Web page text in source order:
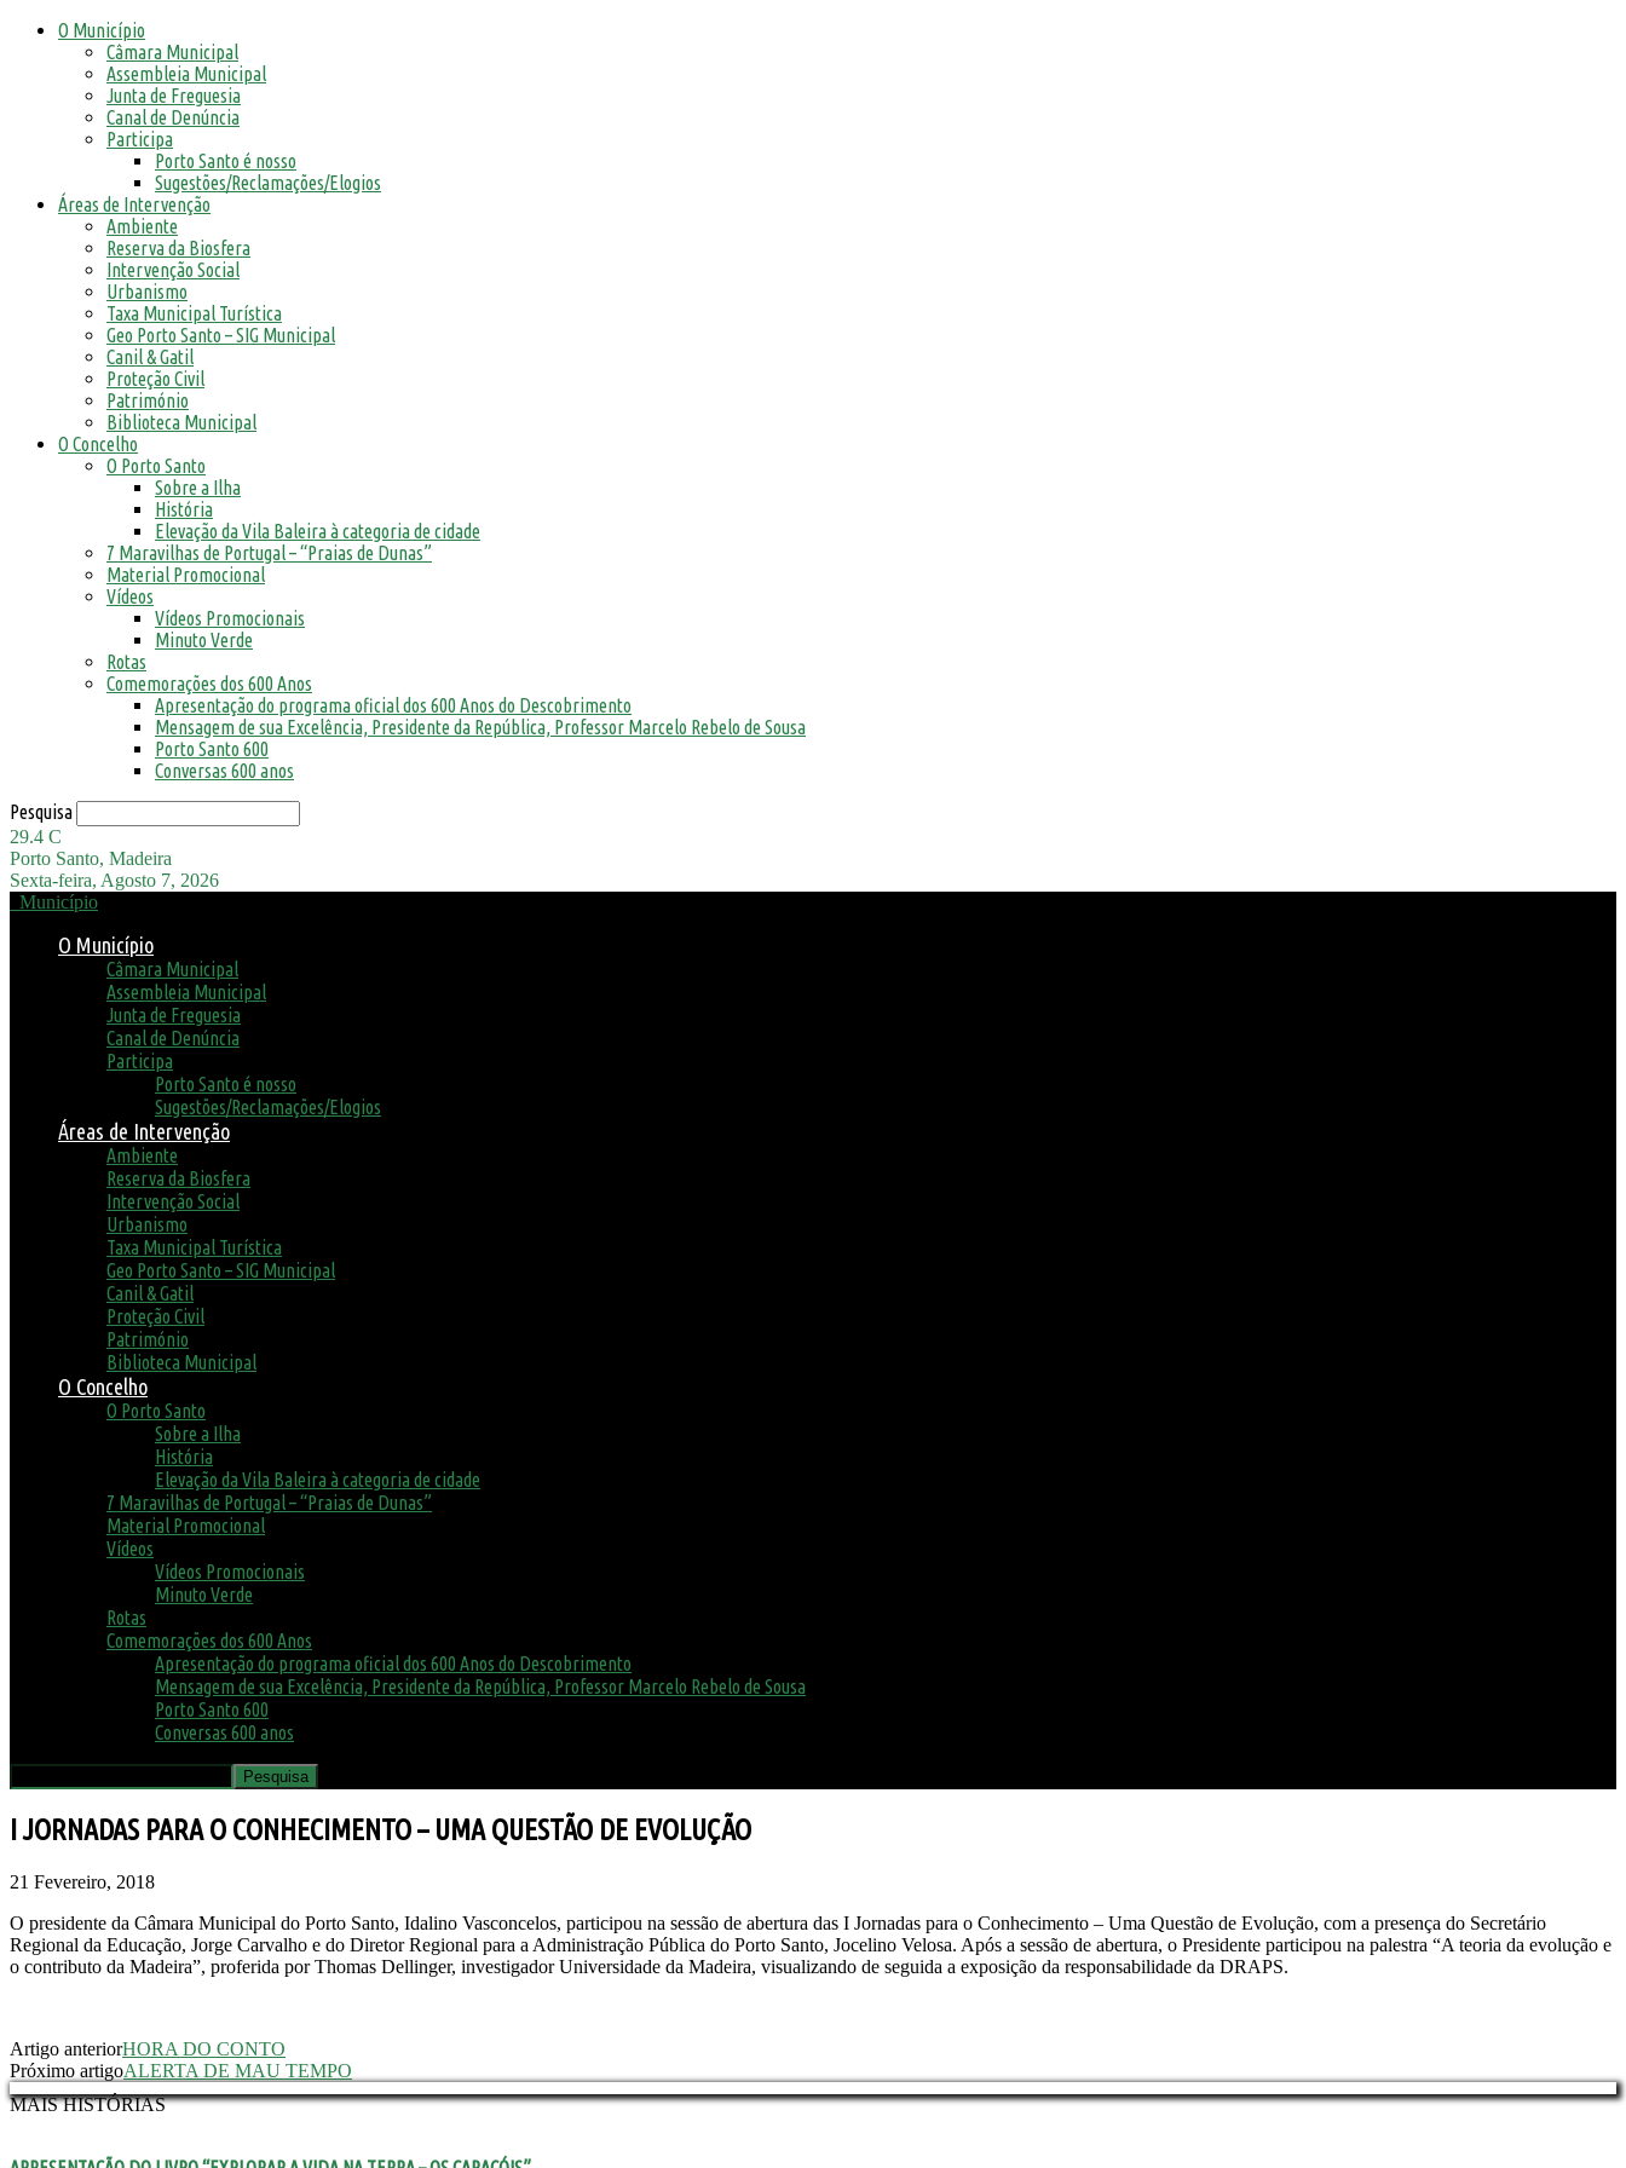
O Município
Câmara Municipal
Assembleia Municipal
Junta de Freguesia
Canal de Denúncia
Participa
Porto Santo é nosso
Sugestões/Reclamações/Elogios
Áreas de Intervenção
Ambiente
Reserva da Biosfera
Intervenção Social
Urbanismo
Taxa Municipal Turística
Geo Porto Santo – SIG Municipal
Canil & Gatil
Proteção Civil
Património
Biblioteca Municipal
O Concelho
O Porto Santo
Sobre a Ilha
História
Elevação da Vila Baleira à categoria de cidade
7 Maravilhas de Portugal – “Praias de Dunas”
Material Promocional
Vídeos
Vídeos Promocionais
Minuto Verde
Rotas
Comemorações dos 600 Anos
Apresentação do programa oficial dos 600 Anos do Descobrimento
Mensagem de sua Excelência, Presidente da República, Professor Marcelo Rebelo de Sousa
Porto Santo 600
Conversas 600 anos
Pesquisa
29.4 C
Porto Santo, Madeira
Sexta-feira, Agosto 7, 2026
Município
O Município
Câmara Municipal
Assembleia Municipal
Junta de Freguesia
Canal de Denúncia
Participa
Porto Santo é nosso
Sugestões/Reclamações/Elogios
Áreas de Intervenção
Ambiente
Reserva da Biosfera
Intervenção Social
Urbanismo
Taxa Municipal Turística
Geo Porto Santo – SIG Municipal
Canil & Gatil
Proteção Civil
Património
Biblioteca Municipal
O Concelho
O Porto Santo
Sobre a Ilha
História
Elevação da Vila Baleira à categoria de cidade
7 Maravilhas de Portugal – “Praias de Dunas”
Material Promocional
Vídeos
Vídeos Promocionais
Minuto Verde
Rotas
Comemorações dos 600 Anos
Apresentação do programa oficial dos 600 Anos do Descobrimento
Mensagem de sua Excelência, Presidente da República, Professor Marcelo Rebelo de Sousa
Porto Santo 600
Conversas 600 anos
I JORNADAS PARA O CONHECIMENTO – UMA QUESTÃO DE EVOLUÇÃO
21 Fevereiro, 2018
O presidente da Câmara Municipal do Porto Santo, Idalino Vasconcelos, participou na sessão de abertura das I Jornadas para o Conhecimento – Uma Questão de Evolução, com a presença do Secretário
Regional da Educação, Jorge Carvalho e do Diretor Regional para a Administração Pública do Porto Santo, Jocelino Velosa. Após a sessão de abertura, o Presidente participou na palestra “A teoria da evolução e
o contributo da Madeira”, proferida por Thomas Dellinger, investigador Universidade da Madeira, visualizando de seguida a exposição da responsabilidade da DRAPS.
Artigo anteriorHORA DO CONTO
Próximo artigoALERTA DE MAU TEMPO
MAIS HISTÓRIAS